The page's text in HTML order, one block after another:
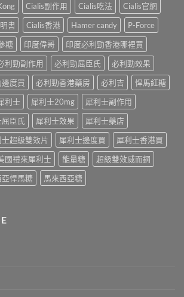
Cialis副作用 Cialis吃法
Cialis官網
書 Cialis香港 Hamer candy
P-Force
糖 印度偉哥
印度必利勁香港哪裡買
利勁副作用 必利勁屈臣氏
必利勁效果
度買 必利勁香港藥房 必利吉
悍馬紅糖
利士 犀利士20mg
犀利士副作用
臣氏 犀利士效果
犀利士藥店
士超級雙效片 犀利士邊度買
犀利士香港買
國禮來犀利士 能量糖
超級雙效威而鋼
亞悍馬糖 馬來西亞糖